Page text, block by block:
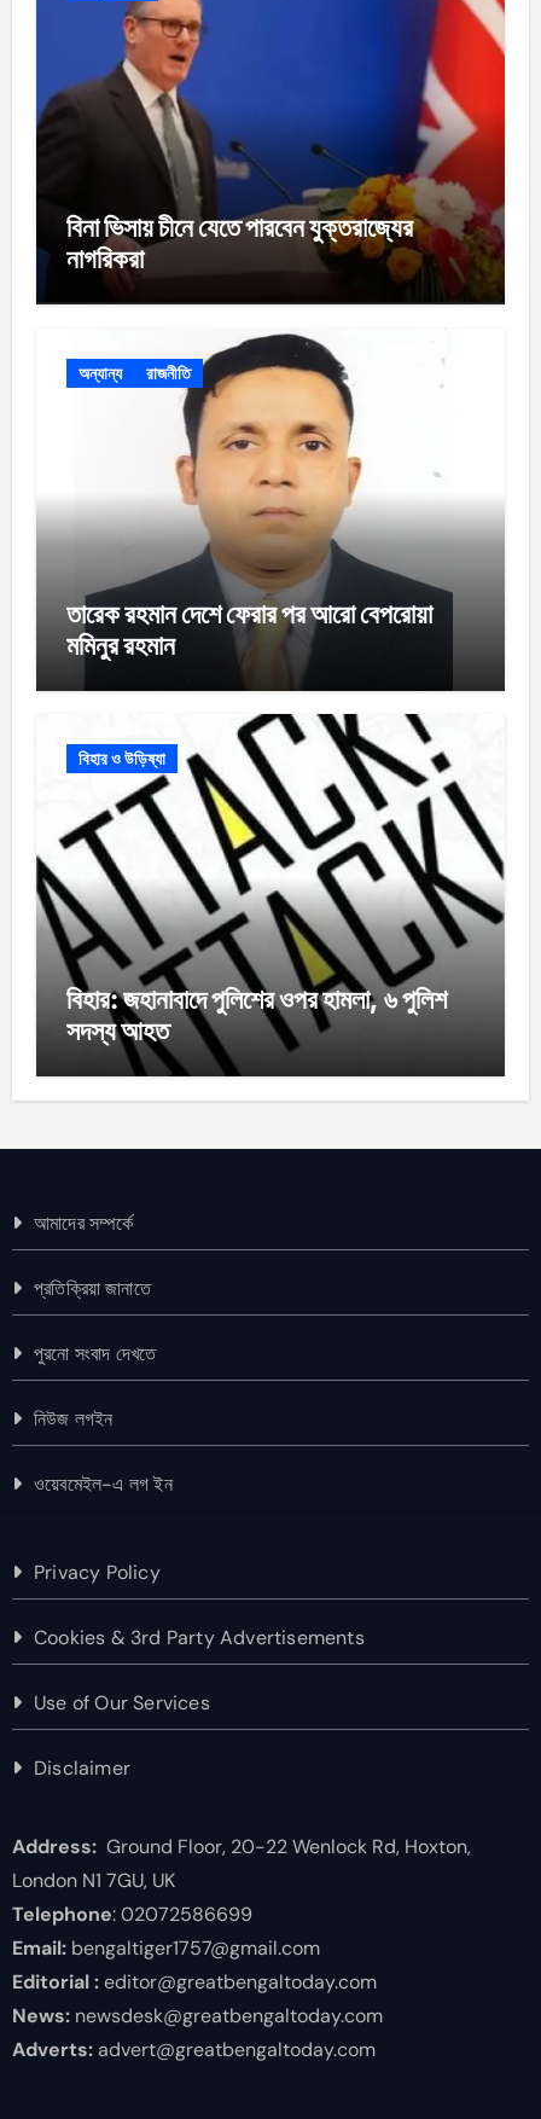
বিনা ভিসায় চীনে যেতে পারবেন যুক্তরাজ্যের
নাগরিকরা
অন্যান্য রাজনীতি
তারেক রহমান দেশে ফেরার পর আরো বেপরোয়া
মমিনুর রহমান
বিহার ও উড়িষ্যা
বিহার: জহানাবাদে পুলিশের ওপর হামলা, ৬ পুলিশ
সদস্য আহত
আমাদের সম্পর্কে
প্রতিক্রিয়া জানাতে
পুরনো সংবাদ দেখতে
নিউজ লগইন
ওয়েবমেইল-এ লগ ইন
Privacy Policy
Cookies & 3rd Party Advertisements
Use of Our Services
Disclaimer
Address:Ground Floor, 20-22 Wenlock Rd, Hoxton,
London N1 7GU, UK
Telephone: 02072586699
Email:bengaltiger1757@gmail.com
Editorial :editor@greatbengaltoday.com
News:newsdesk@greatbengaltoday.com
Adverts:advert@greatbengaltoday.com